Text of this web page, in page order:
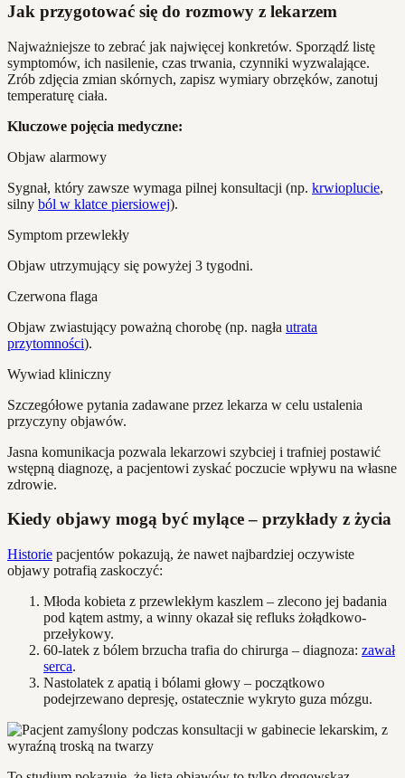
Jak przygotować się do rozmowy z lekarzem
Najważniejsze to zebrać jak najwięcej konkretów. Sporządź listę
symptomów, ich nasilenie, czas trwania, czynniki wyzwalające.
Zrób zdjęcia zmian skórnych, zapisz wymiary obrzęków, zanotuj
temperaturę ciała.
Kluczowe pojęcia medyczne:
Objaw alarmowy
Sygnał, który zawsze wymaga pilnej konsultacji (np. krwioplucie,
silny ból w klatce piersiowej).
Symptom przewlekły
Objaw utrzymujący się powyżej 3 tygodni.
Czerwona flaga
Objaw zwiastujący poważną chorobę (np. nagła utrata
przytomności).
Wywiad kliniczny
Szczegółowe pytania zadawane przez lekarza w celu ustalenia
przyczyny objawów.
Jasna komunikacja pozwala lekarzowi szybciej i trafniej postawić
wstępną diagnozę, a pacjentowi zyskać poczucie wpływu na własne
zdrowie.
Kiedy objawy mogą być mylące – przykłady z życia
Historie pacjentów pokazują, że nawet najbardziej oczywiste
objawy potrafią zaskoczyć:
Młoda kobieta z przewlekłym kaszlem – zlecono jej badania
pod kątem astmy, a winny okazał się refluks żołądkowo-
przełykowy.
60-latek z bólem brzucha trafia do chirurga – diagnoza: zawał
serca.
Nastolatek z apatią i bólami głowy – początkowo
podejrzewano depresję, ostatecznie wykryto guza mózgu.